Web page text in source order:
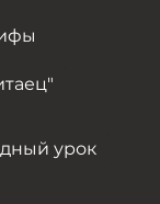
урок